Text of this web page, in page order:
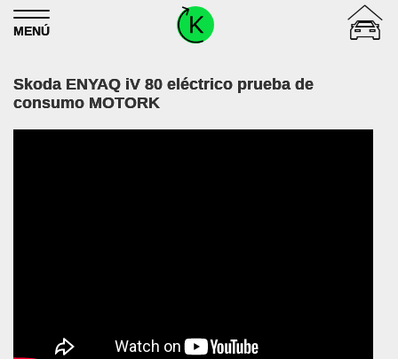
Skip to content
MENÚ
Skoda ENYAQ iV 80 eléctrico prueba de
consumo MOTORK